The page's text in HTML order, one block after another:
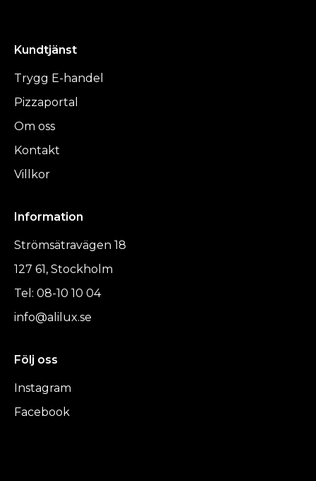
Kundtjänst
Trygg E-handel
Pizzaportal
Om oss
Kontakt
Villkor
Information
Strömsätravägen 18
127 61, Stockholm
Tel: 08-10 10 04
info@alilux.se
Följ oss
Instagram
Facebook